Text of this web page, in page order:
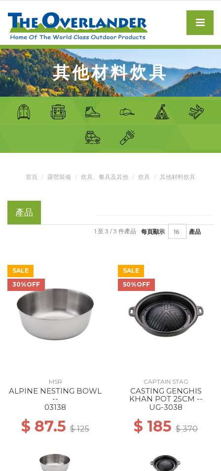
其他材料炊具
首頁 露營裝備 炊具、餐具及其他 炊具 其他材料炊具
產品
每頁顯示 產品
1 至 3 / 3 件產品
SALE
30%OFF
MSR
ALPINE NESTING BOWL
--
03138
$ 87.5 $ 125
SALE
50%OFF
CAPTAIN STAG
CASTING GENGHIS
KHAN POT 25CM --
UG-3038
$ 185 $ 370